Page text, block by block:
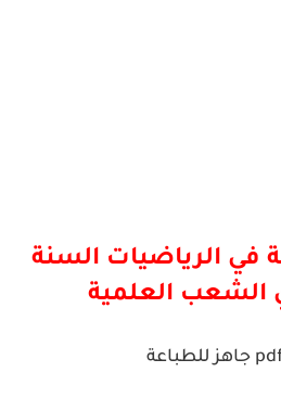
الرياضيات السنة
الشعب العلمية